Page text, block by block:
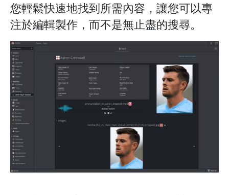
您輕鬆快速地找到所需內容，讓您可以專
注於編輯製作，而不是無止盡的搜尋。